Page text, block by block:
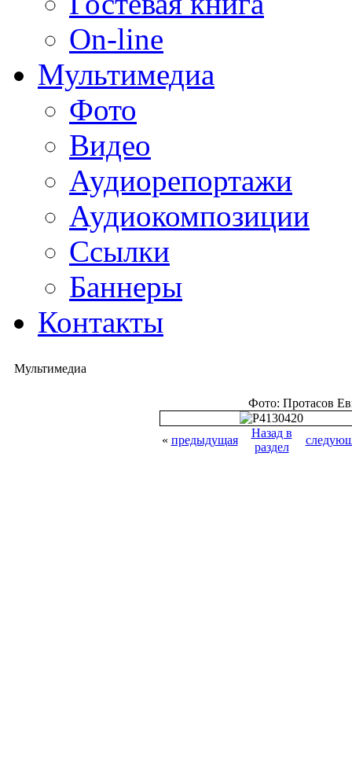
On-line
Мультимедиа
Фото
Видео
Аудиорепортажи
Аудиокомпозиции
Ссылки
Баннеры
Контакты
Мультимедиа
Фото: Протасов
« предыдущая
Назад в
раздел